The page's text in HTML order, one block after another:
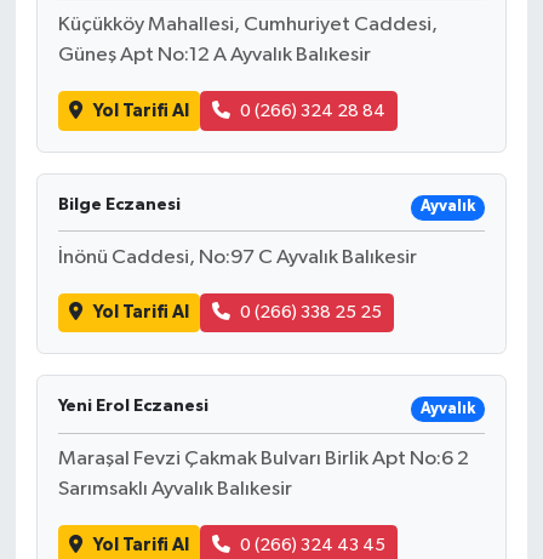
Küçükköy Mahallesi, Cumhuriyet Caddesi,
Güneş Apt No:12 A Ayvalık Balıkesir
Yol Tarifi Al 0 (266) 324 28 84
Bilge Eczanesi Ayvalık
İnönü Caddesi, No:97 C Ayvalık Balıkesir
Yol Tarifi Al 0 (266) 338 25 25
Yeni Erol Eczanesi Ayvalık
Maraşal Fevzi Çakmak Bulvarı Birlik Apt No:6 2
Sarımsaklı Ayvalık Balıkesir
Yol Tarifi Al 0 (266) 324 43 45
MEDYA
SEÇİM 2011
SEÇİM 2014
KİM KİMDİR
ÇEK GÖNDER